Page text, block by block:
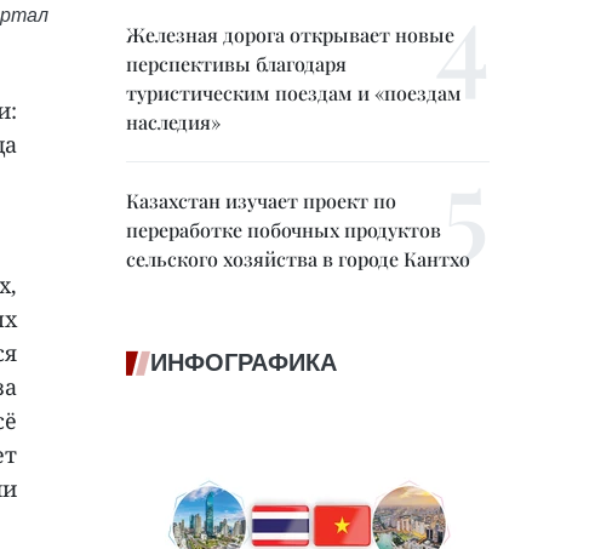
Железная дорога открывает новые
перспективы благодаря
туристическим поездам и «поездам
наследия»
Казахстан изучает проект по
переработке побочных продуктов
сельского хозяйства в городе Кантхо
ИНФОГРАФИКА